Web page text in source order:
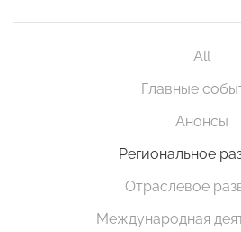
All
Главные
Анонсы
Региональное
Отраслевое
Международная